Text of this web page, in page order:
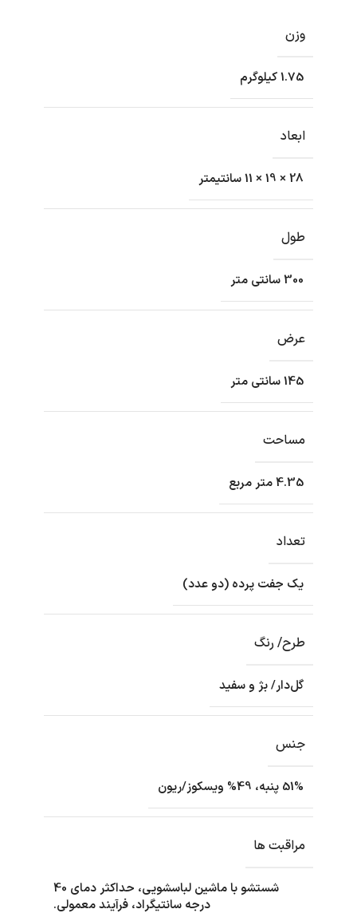
وزن
1.75 کیلوگرم
ابعاد
28 × 19 × 11 سانتیمتر
طول
300 سانتی متر
عرض
145 سانتی متر
مساحت
4.35 متر مربع
تعداد
یک جفت پرده (دو عدد)
طرح/ رنگ
گل‌دار/ بژ و سفید
جنس
51% پنبه، 49% ویسکوز/ریون
مراقبت ها
شستشو با ماشین لباسشویی، حداکثر دمای 40
درجه سانتیگراد، فرآیند معمولی.